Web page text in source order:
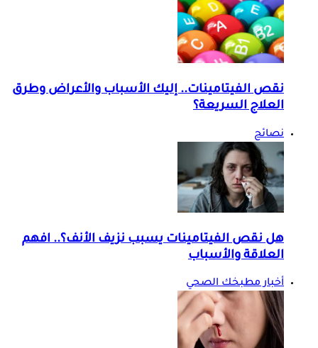
نقص الفيتامينات.. إليك الأسباب والأعراض وطرق
العلاج السريعة؟
نصائح
هل نقص الفيتامينات يسبب نزيف الأنف؟.. افهم
العلاقة والأسباب
أخبار مطبخك الصحي